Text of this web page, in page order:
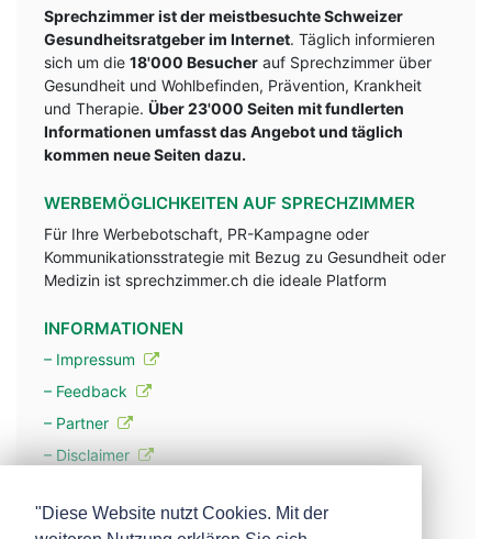
Sprechzimmer ist der meistbesuchte Schweizer
Gesundheitsratgeber im Internet. Täglich informieren
sich um die 18'000 Besucher auf Sprechzimmer über
Gesundheit und Wohlbefinden, Prävention, Krankheit
und Therapie. Über 23'000 Seiten mit fundlerten
Informationen umfasst das Angebot und täglich
kommen neue Seiten dazu.
WERBEMÖGLICHKEITEN AUF SPRECHZIMMER
Für Ihre Werbebotschaft, PR-Kampagne oder
Kommunikationsstrategie mit Bezug zu Gesundheit oder
Medizin ist sprechzimmer.ch die ideale Platform
INFORMATIONEN
– Impressum
– Feedback
– Partner
– Disclaimer
"Diese Website nutzt Cookies. Mit der